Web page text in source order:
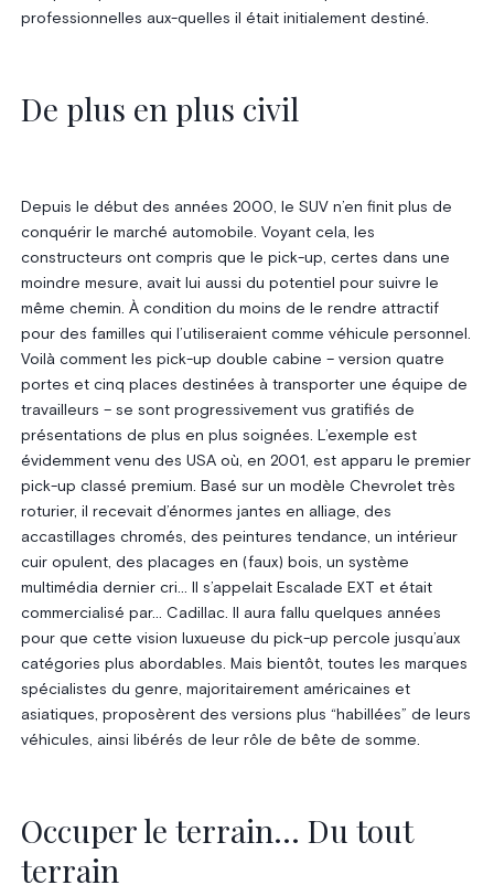
professionnelles aux-quelles il était initialement destiné.
De plus en plus civil
Depuis le début des années 2000, le SUV n’en finit plus de
conquérir le marché automobile. Voyant cela, les
constructeurs ont compris que le pick-up, certes dans une
moindre mesure, avait lui aussi du potentiel pour suivre le
même chemin. À condition du moins de le rendre attractif
pour des familles qui l’utiliseraient comme véhicule personnel.
Voilà comment les pick-up double cabine – version quatre
portes et cinq places destinées à transporter une équipe de
travailleurs – se sont progressivement vus gratifiés de
présentations de plus en plus soignées. L’exemple est
évidemment venu des USA où, en 2001, est apparu le premier
pick-up classé premium. Basé sur un modèle Chevrolet très
roturier, il recevait d’énormes jantes en alliage, des
accastillages chromés, des peintures tendance, un intérieur
cuir opulent, des placages en (faux) bois, un système
multimédia dernier cri… Il s’appelait Escalade EXT et était
commercialisé par… Cadillac. Il aura fallu quelques années
pour que cette vision luxueuse du pick-up percole jusqu’aux
catégories plus abordables. Mais bientôt, toutes les marques
spécialistes du genre, majoritairement américaines et
asiatiques, proposèrent des versions plus “habillées” de leurs
véhicules, ainsi libérés de leur rôle de bête de somme.
Occuper le terrain… Du tout
terrain